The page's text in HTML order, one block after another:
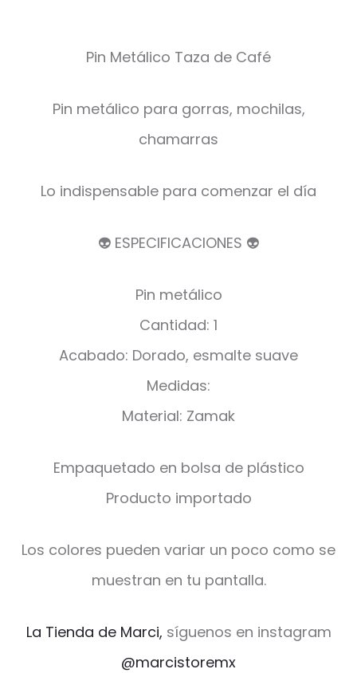
Pin Metálico Taza de Café
Pin metálico para gorras, mochilas,
chamarras
Lo indispensable para comenzar el día
👽 ESPECIFICACIONES 👽
Pin metálico
Cantidad: 1
Acabado: Dorado, esmalte suave
Medidas:
Material: Zamak
Empaquetado en bolsa de plástico
Producto importado
Los colores pueden variar un poco como se
muestran en tu pantalla.
La Tienda de Marci, síguenos en instagram
@marcistoremx